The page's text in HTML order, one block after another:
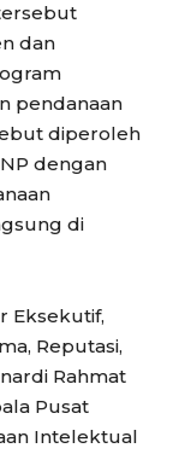
dan
pendanaan
diperoleh
dengan
di
Eksekutif,
Reputasi,
Rahmat
Pusat
Intelektual